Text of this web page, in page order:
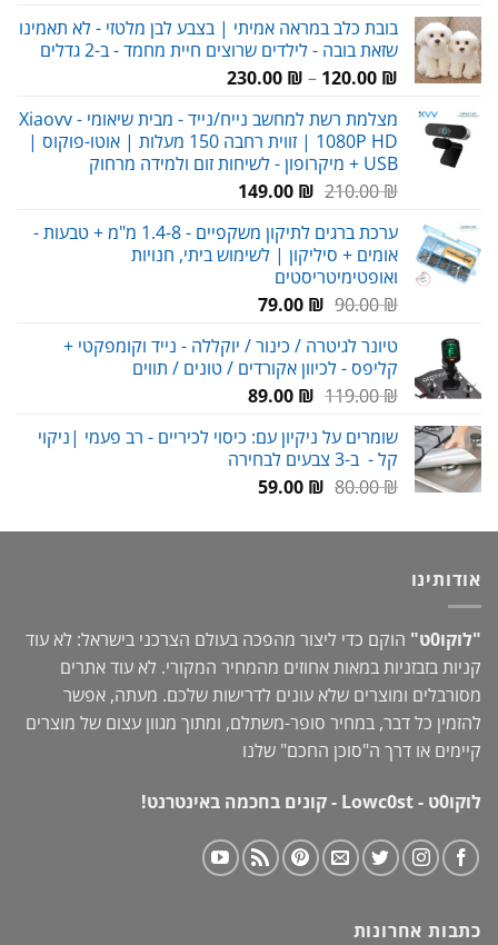
בובת כלב במראה אמיתי | בצבע לבן מלטזי - לא תאמינו
שזאת בובה - לילדים שרוצים חיית מחמד - ב-2 גדלים
120.00 ₪
–
230.00 ₪
טווח
עד
מצלמת רשת למחשב נייח/נייד - מבית שיאומי Xiaovv -
1080P HD | זווית רחבה 150 מעלות | אוטו-פוקוס |
USB + מיקרופון - לשיחות זום ולמידה מרחוק
210.00₪
המחיר
היה:
210.00 ₪.
149.00 ₪
המחיר
הוא:
149.00 ₪.
ערכת ברגים לתיקון משקפיים - 1.4-8 מ"מ + טבעות -
אומים + סיליקון | לשימוש ביתי, חנויות
ואופטימיטריסטים
90.00₪
המחיר
היה:
90.00 ₪.
79.00 ₪
המחיר
הוא:
79.00 ₪.
טיונר לגיטרה / כינור / יוקללה - נייד וקומפקטי +
קליפס - לכיוון אקורדים / טונים / תווים
119.00₪
המחיר
היה:
119.00 ₪.
89.00 ₪
המחיר
הוא:
89.00 ₪.
שומרים על ניקיון עם: כיסוי לכיריים - רב פעמי |ניקוי
קל - ב-3 צבעים לבחירה
80.00₪
המחיר
היה:
59.00 ₪
המחיר
הוא:
אודותינו
"לוקו0ט"
הוקם כדי ליצור מהפכה בעולם הצרכני בישראל: לא עוד
קניות בזבזניות במאות אחוזים מהמחיר המקורי. לא עוד אתרים
מסורבלים ומוצרים שלא עונים לדרישות שלכם. מעתה, אפשר
להזמין כל דבר, במחיר סופר-משתלם, ומתוך מגוון עצום של מוצרים
קיימים או דרך ה"סוכן החכם" שלנו
לוקו0ט - Lowc0st - קונים בחכמה באינטרנט!
כתבות אחרונות